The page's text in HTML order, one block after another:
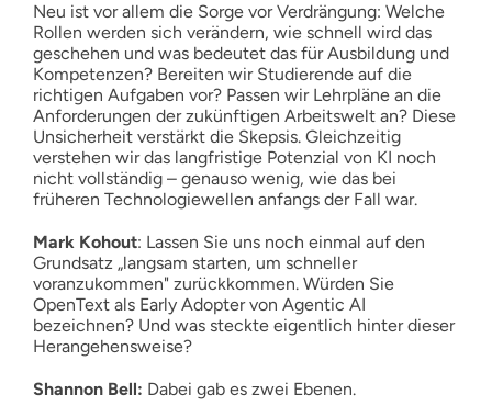
Neu ist vor allem die Sorge vor Verdrängung: Welche
Rollen werden sich verändern, wie schnell wird das
geschehen und was bedeutet das für Ausbildung und
Kompetenzen? Bereiten wir Studierende auf die
richtigen Aufgaben vor? Passen wir Lehrpläne an die
Anforderungen der zukünftigen Arbeitswelt an? Diese
Unsicherheit verstärkt die Skepsis. Gleichzeitig
verstehen wir das langfristige Potenzial von KI noch
nicht vollständig – genauso wenig, wie das bei
früheren Technologiewellen anfangs der Fall war.
Mark Kohout: Lassen Sie uns noch einmal auf den
Grundsatz „langsam starten, um schneller
voranzukommen" zurückkommen. Würden Sie
OpenText als Early Adopter von Agentic AI
bezeichnen? Und was steckte eigentlich hinter dieser
Herangehensweise?
Shannon Bell: Dabei gab es zwei Ebenen.